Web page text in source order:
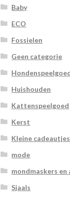
Baby
ECO
Fossielen
Geen categorie
Huishouden
Kattenspeelgoed
Kerst
Kleine cadeautjes
mode
mondmaskers en
Sjaals